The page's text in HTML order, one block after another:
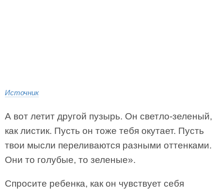
Источник
А вот летит другой пузырь. Он светло-зеленый,
как листик. Пусть он тоже тебя окутает. Пусть
твои мысли переливаются разными оттенками.
Они то голубые, то зеленые».
Спросите ребенка, как он чувствует себя